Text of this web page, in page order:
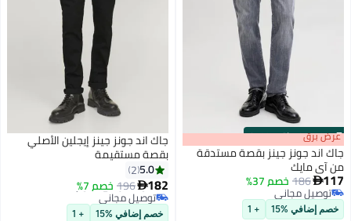
00m:00s
·باقي 100% عرض برق
جاك اند جونز جينز بقصة مستدقة
من آي مايك
117
186خصم 37%
توصيل مجاني
توصيل مجاني
خصم إضافي %15 + 1
2
جاك اند جونز جينز إيجلين الأصلي
بقصة مستقيمة
5.0
2
182
196خصم 7%
أقل سعر في 7 يوم
توصيل مجاني
أقل سعر في 7 يوم
خصم إضافي %15 + 1